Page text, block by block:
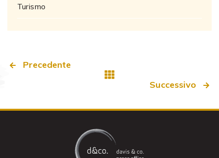
Turismo
Precedente
Successivo